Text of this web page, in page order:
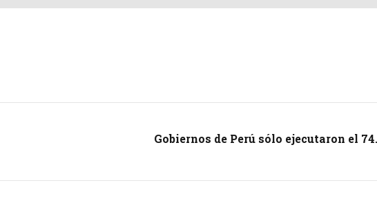
Gobiernos de Perú sólo ejecutaron el